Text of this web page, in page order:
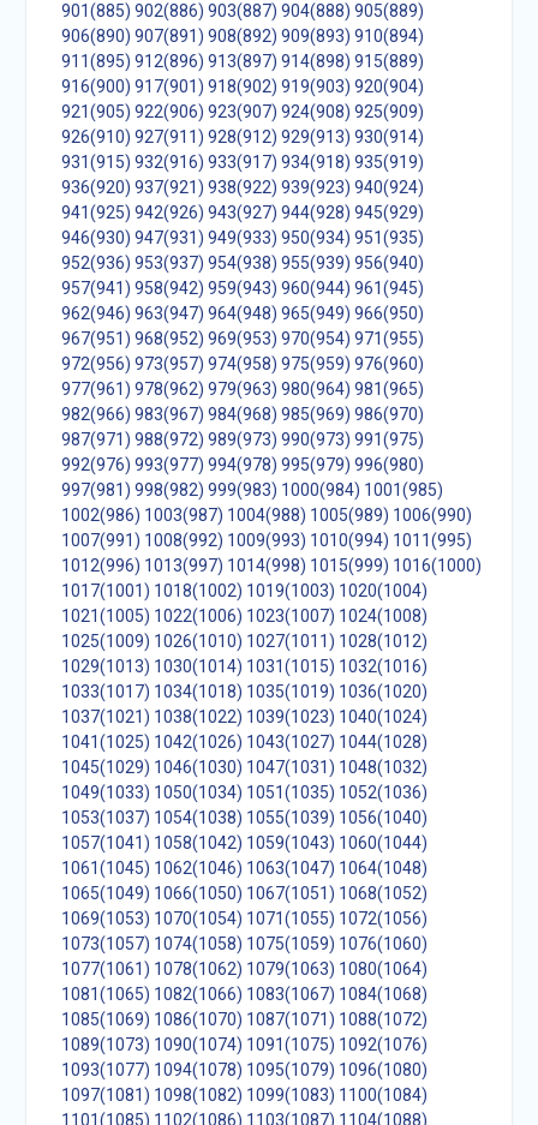
901(885) 902(886) 903(887) 904(888) 905(889)
906(890) 907(891) 908(892) 909(893) 910(894)
911(895) 912(896) 913(897) 914(898) 915(889)
916(900) 917(901) 918(902) 919(903) 920(904)
921(905) 922(906) 923(907) 924(908) 925(909)
926(910) 927(911) 928(912) 929(913) 930(914)
931(915) 932(916) 933(917) 934(918) 935(919)
936(920) 937(921) 938(922) 939(923) 940(924)
941(925) 942(926) 943(927) 944(928) 945(929)
946(930) 947(931) 949(933) 950(934) 951(935)
952(936) 953(937) 954(938) 955(939) 956(940)
957(941) 958(942) 959(943) 960(944) 961(945)
962(946) 963(947) 964(948) 965(949) 966(950)
967(951) 968(952) 969(953) 970(954) 971(955)
972(956) 973(957) 974(958) 975(959) 976(960)
977(961) 978(962) 979(963) 980(964) 981(965)
982(966) 983(967) 984(968) 985(969) 986(970)
987(971) 988(972) 989(973) 990(973) 991(975)
992(976) 993(977) 994(978) 995(979) 996(980)
997(981) 998(982) 999(983) 1000(984) 1001(985)
1002(986) 1003(987) 1004(988) 1005(989) 1006(990)
1007(991) 1008(992) 1009(993) 1010(994) 1011(995)
1012(996) 1013(997) 1014(998) 1015(999) 1016(1000)
1017(1001) 1018(1002) 1019(1003) 1020(1004)
1021(1005) 1022(1006) 1023(1007) 1024(1008)
1025(1009) 1026(1010) 1027(1011) 1028(1012)
1029(1013) 1030(1014) 1031(1015) 1032(1016)
1033(1017) 1034(1018) 1035(1019) 1036(1020)
1037(1021) 1038(1022) 1039(1023) 1040(1024)
1041(1025) 1042(1026) 1043(1027) 1044(1028)
1045(1029) 1046(1030) 1047(1031) 1048(1032)
1049(1033) 1050(1034) 1051(1035) 1052(1036)
1053(1037) 1054(1038) 1055(1039) 1056(1040)
1057(1041) 1058(1042) 1059(1043) 1060(1044)
1061(1045) 1062(1046) 1063(1047) 1064(1048)
1065(1049) 1066(1050) 1067(1051) 1068(1052)
1069(1053) 1070(1054) 1071(1055) 1072(1056)
1073(1057) 1074(1058) 1075(1059) 1076(1060)
1077(1061) 1078(1062) 1079(1063) 1080(1064)
1081(1065) 1082(1066) 1083(1067) 1084(1068)
1085(1069) 1086(1070) 1087(1071) 1088(1072)
1089(1073) 1090(1074) 1091(1075) 1092(1076)
1093(1077) 1094(1078) 1095(1079) 1096(1080)
1097(1081) 1098(1082) 1099(1083) 1100(1084)
1101(1085) 1102(1086) 1103(1087) 1104(1088)